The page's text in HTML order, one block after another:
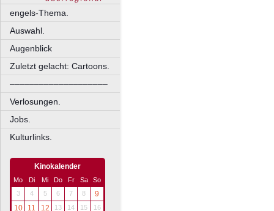
engels-Thema.
Auswahl.
Augenblick
Zuletzt gelacht: Cartoons.
––––––––––––––––––––
Verlosungen.
Jobs.
Kulturlinks.
Kinokalender
Mo Di Mi Do Fr Sa
So
3
4 5 6 7 8
9
10
11 12 13 14 15 16